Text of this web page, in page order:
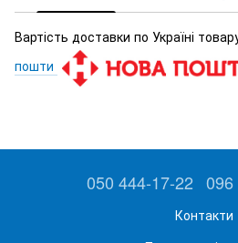
Вартість доставки по Україні
пошти
050 444-17-22 096
Контакти